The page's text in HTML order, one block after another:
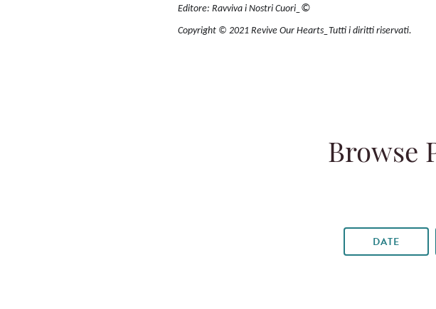
Editore: Ravviva i Nostri Cuori_ ©
Copyright © 2021 Revive Our Hearts_Tutti i diritti riservati.
Browse
DATE